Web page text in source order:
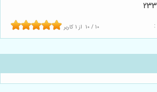
:
10 / 10 از 1 کاربر